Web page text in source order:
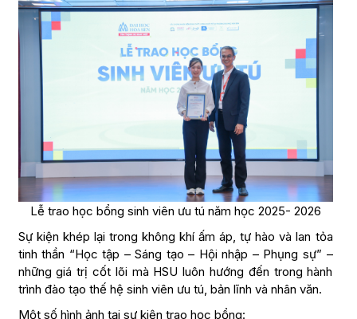
Lễ trao học bổng sinh viên ưu tú năm học 2025- 2026
Sự kiện khép lại trong không khí ấm áp, tự hào và lan tỏa
tinh thần “Học tập – Sáng tạo – Hội nhập – Phụng sự” –
những giá trị cốt lõi mà HSU luôn hướng đến trong hành
trình đào tạo thế hệ sinh viên ưu tú, bản lĩnh và nhân văn.
Một số hình ảnh tại sự kiện trao học bổng: